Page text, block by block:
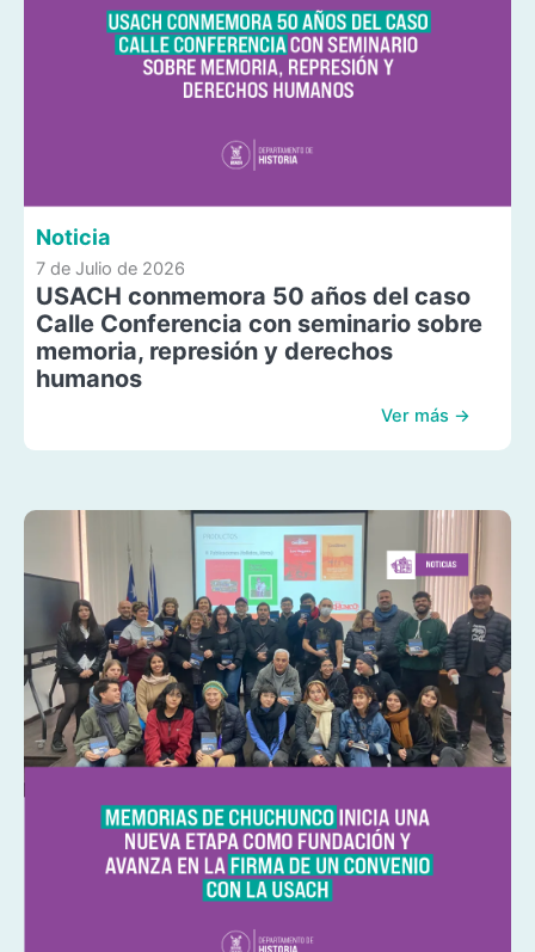
Noticia
7 de Julio de 2026
USACH conmemora 50 años del caso
Calle Conferencia con seminario sobre
memoria, represión y derechos
humanos
Ver más →